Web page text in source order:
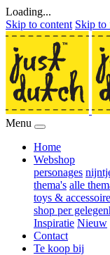
Loading...
Skip to content Skip to
Menu
Home
Webshop
personages
thema's alle
toys &
shop per
Inspiratie Nieuw
Contact
Te koop bij